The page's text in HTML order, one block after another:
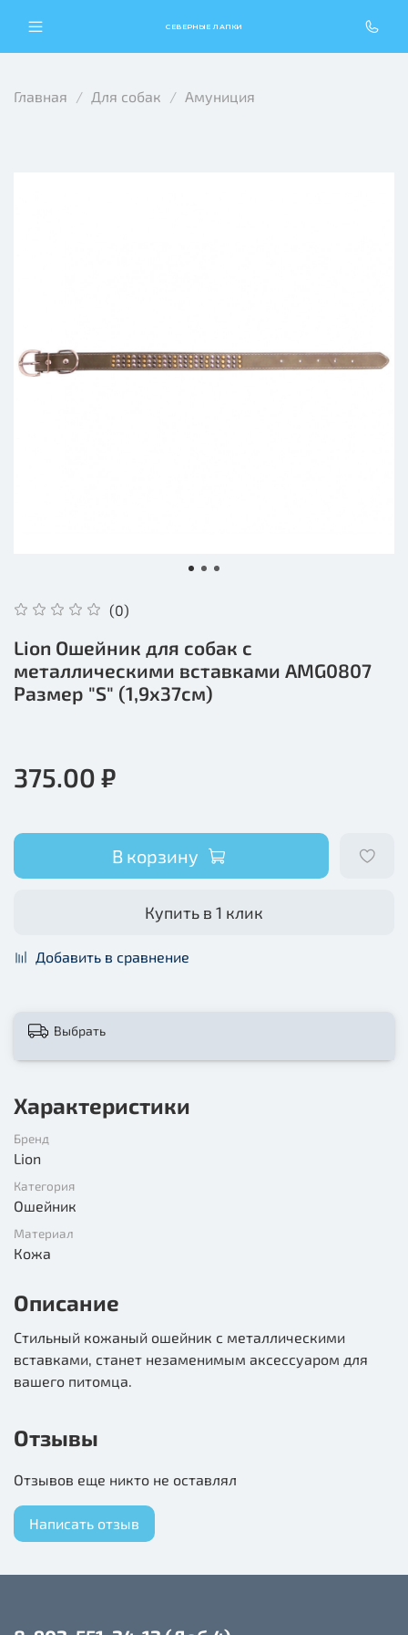
СЕВЕРНЫЕ ЛАПКИ
Главная Для собак Амуниция
(0)
Lion Ошейник для собак с
металлическими вставками AMG0807
Размер "S" (1,9х37см)
375.00 ₽
В корзину
Купить в 1 клик
Добавить в сравнение
Выбрать
Характеристики
Бренд
Lion
Категория
Ошейник
Материал
Кожа
Описание
Стильный кожаный ошейник с металлическими
вставками, станет незаменимым аксессуаром для
вашего питомца.
Отзывы
Отзывов еще никто не оставлял
Написать отзыв